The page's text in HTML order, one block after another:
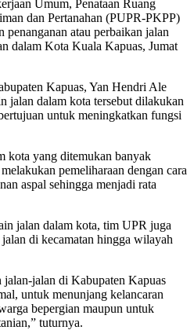
Umum, Penataan Ruang
dan Pertanahan (PUPR-PKPP)
atau perbaikan jalan
dalam Kota Kuala Kapuas, Jumat
Kapuas, Yan Hendri Ale
jalan dalam kota tersebut dilakukan
untuk meningkatkan fungsi
kota yang ditemukan banyak
pemeliharaan dengan cara
aspal sehingga menjadi rata
jalan dalam kota, tim UPR juga
di kecamatan hingga wilayah
jalan di Kabupaten Kapuas
untuk menunjang kelancaran
bepergian maupun untuk
tuturnya.